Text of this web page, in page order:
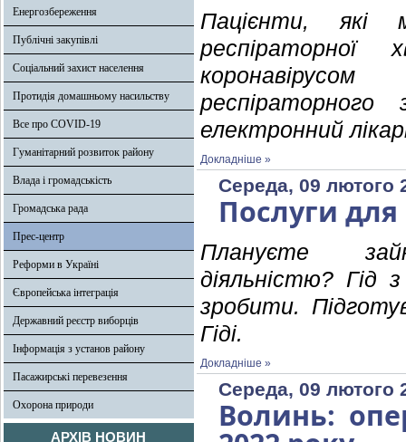
Енергозбереження
Публічні закупівлі
Соціальний захист населення
Протидія домашньому насильству
Все про COVID-19
Гуманітарний розвиток району
Влада і громадськість
Громадська рада
Прес-центр
Реформи в Україні
Європейська інтеграція
Державний реєстр виборців
Інформація з установ району
Пасажирські перевезення
Охорона природи
АРХІВ НОВИН
Пацієнти, які
респіраторної
респіраторного
електронний
Докладніше »
Середа, 09 лютого
Послуги для
Плануєте
діяльністю? Гід
зробити.
Гіді.
Докладніше »
Середа, 09 лютого
Волинь: